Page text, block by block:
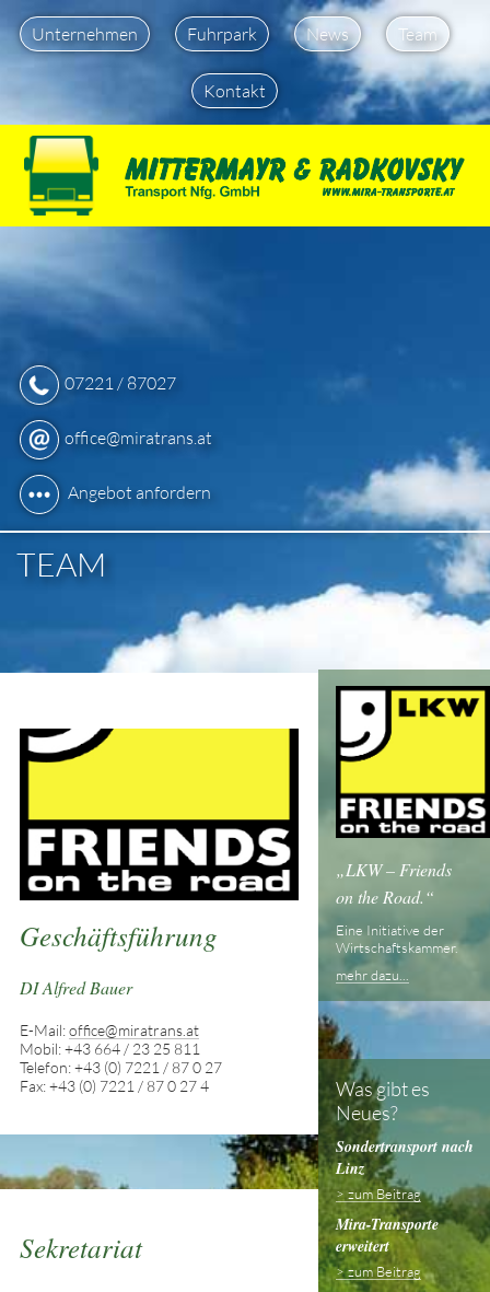
Unternehmen Fuhrpark News Team
Kontakt
07221 / 87027
office@miratrans.at
Angebot anfordern
TEAM
Geschäftsführung
DI Alfred Bauer
E-Mail:office@miratrans.at
Mobil: +43 664 / 23 25 811
Telefon: +43 (0) 7221 / 87 0 27
Fax: +43 (0) 7221 / 87 0 27 4
Sekretariat
LKW – Friends
on the Road.
Eine Initiative der
Wirtschaftskammer.
mehr dazu...
Was gibt es
Neues?
Sondertransport nach
Linz
> zum Beitrag
Mira-Transporte
erweitert
> zum Beitrag